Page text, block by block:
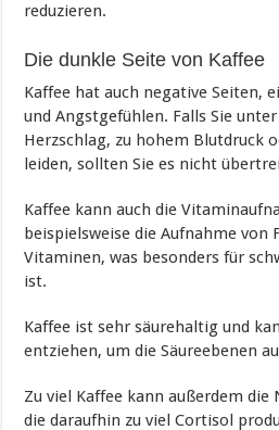
reduzieren.
Die dunkle Seite von Kaffee
Kaffee hat auch negative Seiten,
und Angstgefühlen. Falls Sie
Herzschlag, zu hohem Blutdruck
leiden, sollten Sie es nicht
Kaffee kann auch die
beispielsweise die Aufnahme von
Vitaminen, was besonders für
ist.
Kaffee ist sehr säurehaltig und
entziehen, um die Säureebenen
Zu viel Kaffee kann außerdem die
die daraufhin zu viel Cortisol